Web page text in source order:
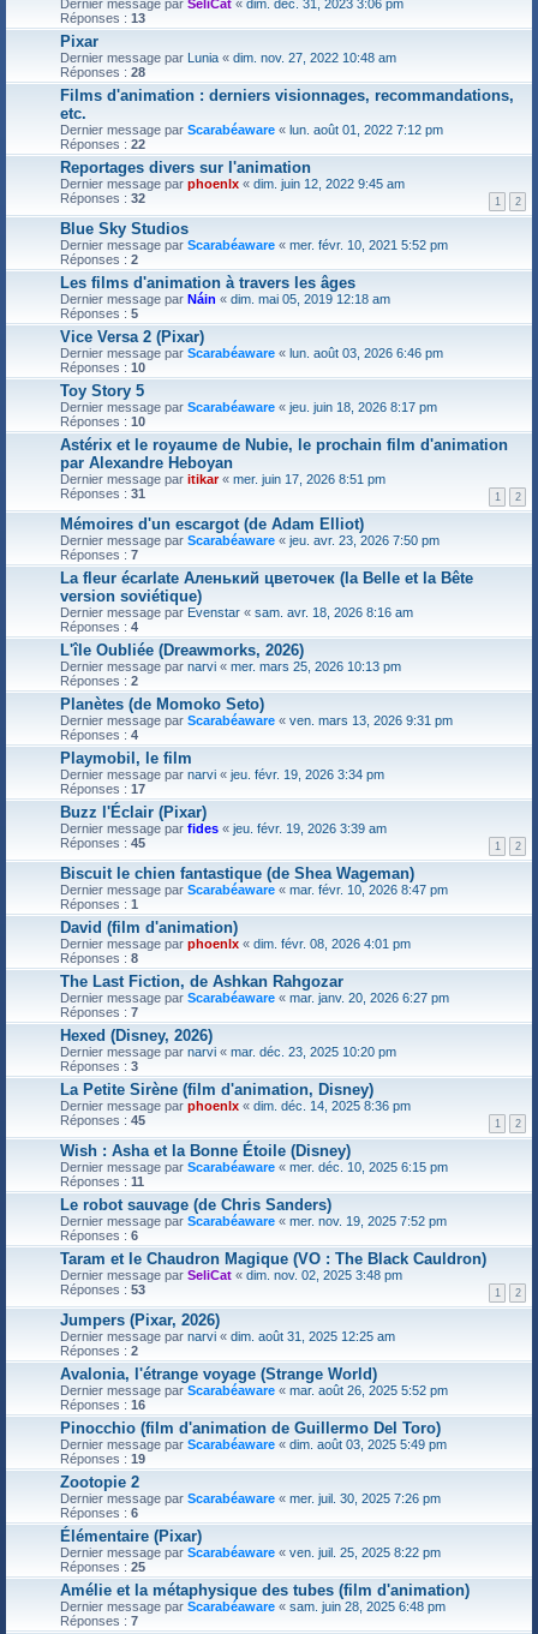
Dernier message par SeliCat « dim. déc. 31, 2023 3:06 pm
Réponses : 13
Pixar
Dernier message par Lunia « dim. nov. 27, 2022 10:48 am
Réponses : 28
Films d'animation : derniers visionnages, recommandations,
etc.
Dernier message par Scarabéaware « lun. août 01, 2022 7:12 pm
Réponses : 22
Reportages divers sur l'animation
Dernier message par phoenlx « dim. juin 12, 2022 9:45 am
Réponses : 32 1 2
Blue Sky Studios
Dernier message par Scarabéaware « mer. févr. 10, 2021 5:52 pm
Réponses : 2
Les films d'animation à travers les âges
Dernier message par Náin « dim. mai 05, 2019 12:18 am
Réponses : 5
Vice Versa 2 (Pixar)
Dernier message par Scarabéaware « lun. août 03, 2026 6:46 pm
Réponses : 10
Toy Story 5
Dernier message par Scarabéaware « jeu. juin 18, 2026 8:17 pm
Réponses : 10
Astérix et le royaume de Nubie, le prochain film d'animation
par Alexandre Heboyan
Dernier message par itikar« mer. juin 17, 2026 8:51 pm
Réponses : 31 1 2
Mémoires d'un escargot (de Adam Elliot)
Dernier message par Scarabéaware « jeu. avr. 23, 2026 7:50 pm
Réponses : 7
La fleur écarlate Аленький цветочек (la Belle et la Bête
version soviétique)
Dernier message par Evenstar « sam. avr. 18, 2026 8:16 am
Réponses : 4
L'île Oubliée (Dreawmorks, 2026)
Dernier message par narvi « mer. mars 25, 2026 10:13 pm
Réponses : 2
Planètes (de Momoko Seto)
Dernier message par Scarabéaware « ven. mars 13, 2026 9:31 pm
Réponses : 4
Playmobil, le film
Dernier message par narvi « jeu. févr. 19, 2026 3:34 pm
Réponses : 17
Buzz l'Éclair (Pixar)
Dernier message par fides « jeu. févr. 19, 2026 3:39 am
Réponses : 45 1 2
Biscuit le chien fantastique (de Shea Wageman)
Dernier message par Scarabéaware « mar. févr. 10, 2026 8:47 pm
Réponses : 1
David (film d'animation)
Dernier message par phoenlx « dim. févr. 08, 2026 4:01 pm
Réponses : 8
The Last Fiction, de Ashkan Rahgozar
Dernier message par Scarabéaware « mar. janv. 20, 2026 6:27 pm
Réponses : 7
Hexed (Disney, 2026)
Dernier message par narvi « mar. déc. 23, 2025 10:20 pm
Réponses : 3
La Petite Sirène (film d'animation, Disney)
Dernier message par phoenlx « dim. déc. 14, 2025 8:36 pm
Réponses : 45 1 2
Wish : Asha et la Bonne Étoile (Disney)
Dernier message par Scarabéaware « mer. déc. 10, 2025 6:15 pm
Réponses : 11
Le robot sauvage (de Chris Sanders)
Dernier message par Scarabéaware « mer. nov. 19, 2025 7:52 pm
Réponses : 6
Taram et le Chaudron Magique (VO : The Black Cauldron)
Dernier message par SeliCat « dim. nov. 02, 2025 3:48 pm
Réponses : 53 1 2
Jumpers (Pixar, 2026)
Dernier message par narvi « dim. août 31, 2025 12:25 am
Réponses : 2
Avalonia, l'étrange voyage (Strange World)
Dernier message par Scarabéaware « mar. août 26, 2025 5:52 pm
Réponses : 16
Pinocchio (film d'animation de Guillermo Del Toro)
Dernier message par Scarabéaware « dim. août 03, 2025 5:49 pm
Réponses : 19
Zootopie 2
Dernier message par Scarabéaware « mer. juil. 30, 2025 7:26 pm
Réponses : 6
Élémentaire (Pixar)
Dernier message par Scarabéaware « ven. juil. 25, 2025 8:22 pm
Réponses : 25
Amélie et la métaphysique des tubes (film d'animation)
Dernier message par Scarabéaware « sam. juin 28, 2025 6:48 pm
Réponses : 7